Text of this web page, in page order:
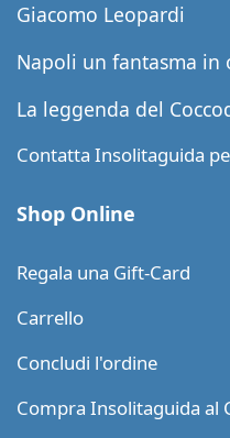
Giacomo Leopardi
Napoli un fantasma in
La leggenda del
Contatta Insolitaguida
Shop Online
Regala una Gift-Card
Carrello
Concludi l'ordine
Compra Insolitaguida al